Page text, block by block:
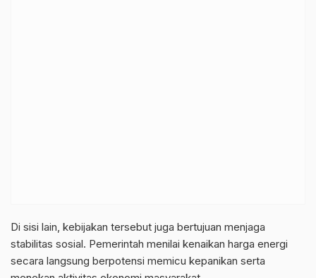
Di sisi lain, kebijakan tersebut juga bertujuan menjaga
stabilitas sosial. Pemerintah menilai kenaikan harga energi
secara langsung berpotensi memicu kepanikan serta